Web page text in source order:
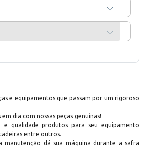
e equipamentos que passam por um rigoroso
dia com nossas peças genuínas!
e qualidade produtos para seu equipamento
entre outros.
manutenção dá sua máquina durante a safra